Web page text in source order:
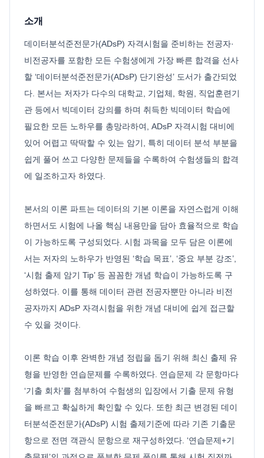
소개
데이터분석준전문가(ADsP) 자격시험을 준비하는 전공자·
비전공자를 포함한 모든 수험생에게 가장 빠른 합격을 선사
할 ‘데이터분석준전문가(ADsP) 단기완성’ 도서가 출간되었
다. 본서는 저자가 다수의 대학교, 기업체, 학원, 직업훈련기
관 등에서 빅데이터 강의를 하며 취득한 빅데이터 학습에
필요한 모든 노하우를 총망라하여, ADsP 자격시험 대비에
있어 어렵고 딱딱할 수 있는 암기, 특히 데이터 분석 부분을
쉽게 풀어 쓰고 다양한 문제들을 수록하여 수험생들의 합격
에 일조하고자 하였다.
본서의 이론 파트는 데이터의 기본 이론을 자연스럽게 이해
하면서도 시험에 나올 핵심 내용만을 담아 효율적으로 학습
이 가능하도록 구성되었다. 시험 과목을 모두 담은 이론에
서는 저자의 노하우가 반영된 ‘학습 목표’, ‘중요 부분 강조’,
‘시험 출제 암기 Tip’ 등 꼼꼼한 개념 학습이 가능하도록 구
성하였다. 이를 통해 데이터 관련 전공자뿐만 아니라 비전
공자까지 ADsP 자격시험을 위한 개념 대비에 쉽게 접근할
수 있을 것이다.
이론 학습 이후 완벽한 개념 정립을 돕기 위해 최신 출제 유
형을 반영한 연습문제를 수록하였다. 연습문제 각 문항마다
‘기출 회차’를 첨부하여 수험생의 입장에서 기출 문제 유형
을 빠르고 확실하게 확인할 수 있다. 또한 최근 변경된 데이
터분석준전문가(ADsP) 시험 출제기준에 따라 기존 기출문
항으로 전면 객관식 문항으로 재구성하였다. ‘연습문제+기